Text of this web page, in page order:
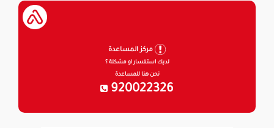
مركز المساعدة
لديك استفسار او مشكلة ؟
نحن هنا للمساعدة
920022326